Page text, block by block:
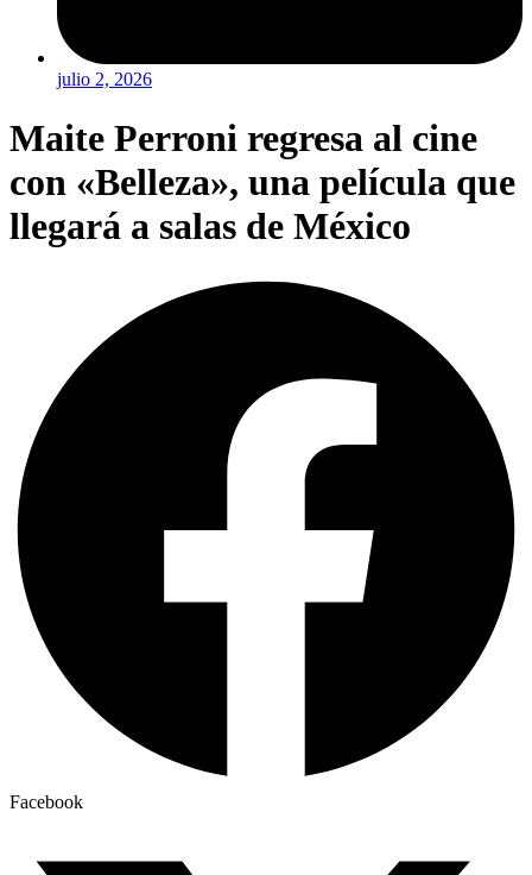
julio 2, 2026
Maite Perroni regresa al cine
con «Belleza», una película que
llegará a salas de México
Facebook